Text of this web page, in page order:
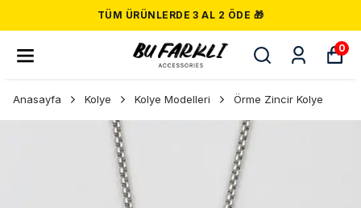
TÜM ÜRÜNLERDE 3 AL 2 ÖDE 🎁
0
Anasayfa Kolye Kolye Modelleri Örme Zincir Kolye